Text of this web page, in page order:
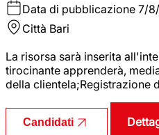
Data di pubblicazione 7/
Città Bari
La risorsa sarà inserita
tirocinante apprenderà,
della clientela;Registrazione
Candidati